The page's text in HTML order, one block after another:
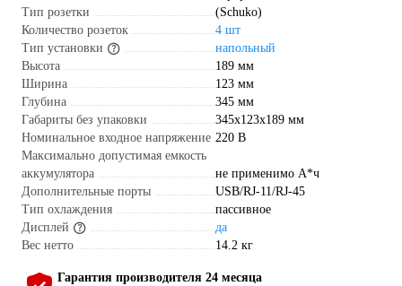
Тип розетки
(Schuko)
Количество розеток
4 шт
Тип установки
напольный
Высота
189 мм
Ширина
123 мм
Глубина
345 мм
Габариты без упаковки
345x123x189 мм
Номинальное входное напряжение 220 В
Максимально допустимая емкость
аккумулятора
не применимо А*ч
Дополнительные порты
USB/RJ-11/RJ-45
Тип охлаждения
пассивное
Дисплей
да
Вес нетто
14.2 кг
Гарантия производителя 24 месяца